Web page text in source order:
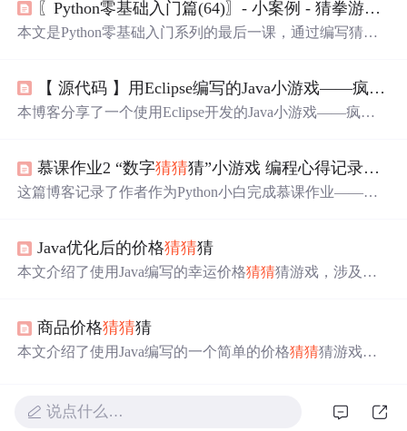
〖Python零基础入门篇(64)〗- 小案例 - 猜拳游戏与数字
本文是Python零基础入门系列的最后一课，通过编写猜拳
猜游戏中，玩家有固定次数猜测随机数字，次数用完未猜
中则游戏结束。提供了案例脚本供读者实践。
【 源代码 】用Eclipse编写的Java小游戏——疯狂
本博客分享了一个使用Eclipse开发的Java小游戏——疯狂
代码实现。
慕课作业2 “数字猜猜猜”小游戏 编程心得记录（python，小白第一篇博客）
这篇博客记录了作者作为Python小白完成慕课作业——数
正确时显示游戏结束信息。文章重点讨论了在比较大小时
将字符串转为整数以及处理非数值输入的技巧，强调了数
Java优化后的价格猜猜猜
本文介绍了使用Java编写的幸运价格猜猜猜游戏，涉及用
商品价格猜猜猜
本文介绍了使用Java编写的一个简单的价格猜猜猜游戏，
说点什么…